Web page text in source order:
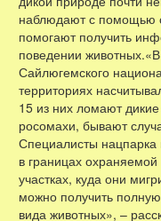
наблюдают с помощью
помогают получить
поведении
Сайлюгемского
территориях
15 из них ломают
росомахи, бывают
Специалисты
в границах
участках, куда они
можно получить
вида животных», –